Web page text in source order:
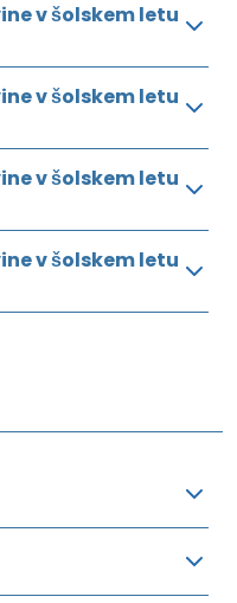
v šolskem letu
v šolskem letu
v šolskem letu
v šolskem letu